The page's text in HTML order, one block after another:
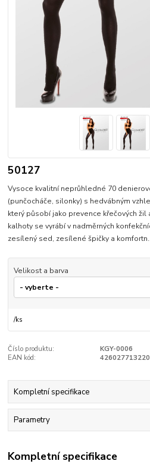
50127
Vysoce kvalitní neprůhledné 70
(punčocháče, silonky) s hedvábným
který působí jako prevence křečových žil
kalhoty se vyrábí v nadměrných
zesílený sed, zesílené špičky a
Velikost a barva
/ks
Číslo produktu:
KGY-0006
EAN kód:
Kompletní specifikace
Parametry
Kompletní specifikace